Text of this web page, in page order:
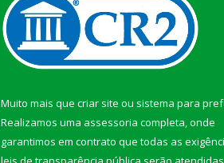
Muito mais que criar site ou sistema para
Realizamos uma assessoria completa, onde
garantimos em contrato que todas as